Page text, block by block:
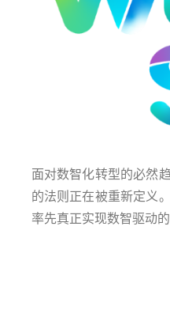
面对数智化转型的必然
的法则正在被重新定义
率先真正实现数智驱动的